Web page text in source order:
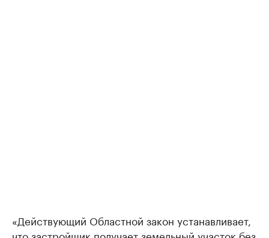
«Действующий Областной закон устанавливает,